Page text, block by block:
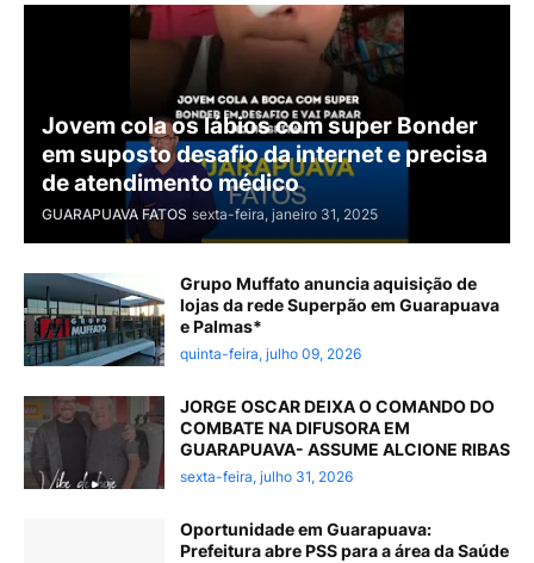
Jovem cola os lábios com super Bonder
em suposto desafio da internet e precisa
de atendimento médico
GUARAPUAVA FATOS sexta-feira, janeiro 31, 2025
Grupo Muffato anuncia aquisição de
lojas da rede Superpão em Guarapuava
e Palmas*
quinta-feira, julho 09, 2026
JORGE OSCAR DEIXA O COMANDO DO
COMBATE NA DIFUSORA EM
GUARAPUAVA- ASSUME ALCIONE RIBAS
sexta-feira, julho 31, 2026
Oportunidade em Guarapuava:
Prefeitura abre PSS para a área da Saúde